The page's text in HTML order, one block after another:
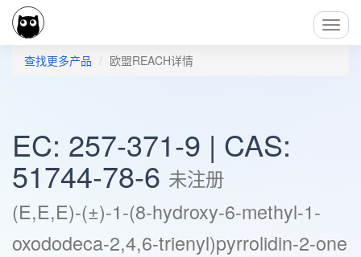
查找更多产品
欧盟REACH详情
EC: 257-371-9 | CAS:
51744-78-6 未注册
(E,E,E)-(±)-1-(8-hydroxy-6-methyl-1-
oxododeca-2,4,6-trienyl)pyrrolidin-2-one